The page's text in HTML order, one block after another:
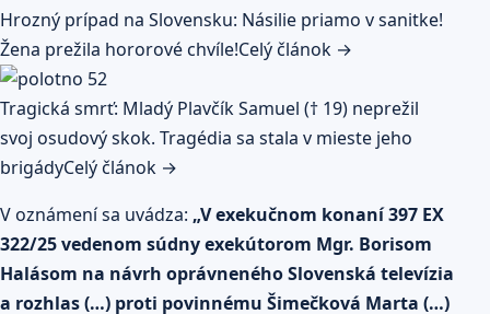
Hrozný prípad na Slovensku: Násilie priamo v sanitke!
Žena prežila hororové chvíle!Celý článok →
Tragická smrť: Mladý Plavčík Samuel († 19) neprežil
svoj osudový skok. Tragédia sa stala v mieste jeho
brigádyCelý článok →
V oznámení sa uvádza: „V exekučnom konaní 397 EX
322/25 vedenom súdny exekútorom Mgr. Borisom
Halásom na návrh oprávneného Slovenská televízia
a rozhlas (…) proti povinnému Šimečková Marta (…)